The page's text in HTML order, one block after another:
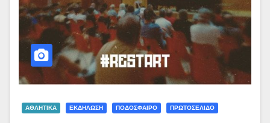
ΑΘΛΗΤΙΚΑ ΕΚΔΗΛΩΣΗ ΠΟΔΟΣΦΑΙΡΟ ΠΡΩΤΟΣΕΛΙΔΟ